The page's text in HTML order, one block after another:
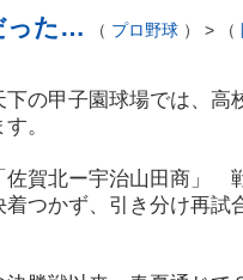
った… （ プロ野球 ） > （
の甲子園球場では、高
。
賀北ー宇治山田商」
つかず、引き分け再試